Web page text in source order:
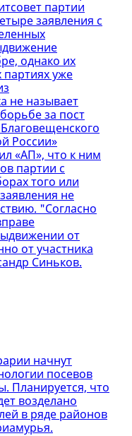
партии
заявления с
однако их
партиях уже
не называет
за пост
России»
«АП», что к ним
партии с
того или
не
"Согласно
от
от участника
Синьков.
начнут
посевов
Планируется, что
возделано
в ряде районов